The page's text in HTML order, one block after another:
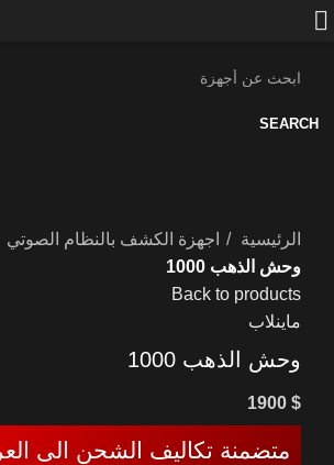
الرئيسية
اجهزة الكشف بالنظام الصوتي
وحش الذهب 1000
Back to products
ماينلاب
وحش الذهب 1000
1900 $
متضمنة تكاليف الشحن الى
SEARCH